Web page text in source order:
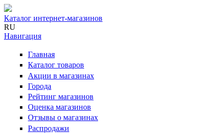
Каталог интернет-магазинов
RU
Навигация
Главная
Каталог товаров
Акции в магазинах
Города
Рейтинг магазинов
Оценка магазинов
Отзывы о магазинах
Распродажи